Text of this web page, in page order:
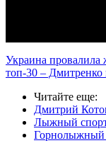
Украина провалила
топ-30 – Дмитренко
Читайте еще:
Дмитрий
Лыжный
Горнолыжный